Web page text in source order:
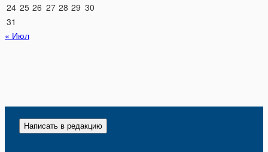
24 25 26 27 28 29 30
31
« Июл
Написать в редакцию